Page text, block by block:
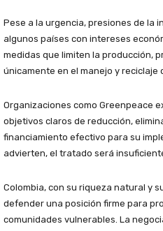
Pese a la urgencia, presiones de la
algunos países con intereses
medidas que limiten la producción,
únicamente en el manejo y reciclaje
Organizaciones como Greenpeace
objetivos claros de reducción,
financiamiento efectivo para su
advierten, el tratado será
Colombia, con su riqueza natural y
defender una posición firme para
comunidades vulnerables. La